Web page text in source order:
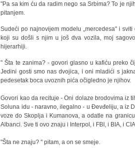
"Pa sa kim ću da radim nego sa Srbima? To je
pitanjem.
Sudeći po najnovijem modelu „mercedesa" i
koji su došli s njim u još dva vozila, moj
hijerarhiji.
" Šta te zanima? - govori glasno u kafiću preko
Jedini gosti smo nas dvojica, i oni mladići s
pedesetak boca uvoznih pića očigledno je njihov.
Govori kao da recituje - Oni dolaze brodovima iz
Soluna idu - naravno, ilegalno - u Đevđeliju, a iz
voze do Skoplja i Kumanova, a odatle na
Albanci. Sve ti ovo znaju i Interpol, i FBI, i BIA, i
"Šta ne znaju? " pitam, a on se smeje.